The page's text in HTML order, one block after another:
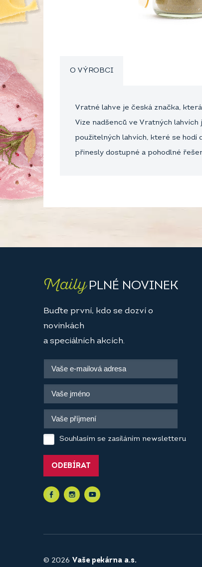
O VÝROBCI
Vratné lahve je česká značka,
Vize nadšenců ve Vratných
použitelných lahvích, které se hodí
přinesly dostupné a pohodlné
MailyPLNÉ NOVINEK
Buďte první, kdo se dozví o
novinkách
a speciálních akcích.
Souhlasím se zasíláním newsletteru
ODEBÍRAT
© 2026 Vaše pekárna a.s.